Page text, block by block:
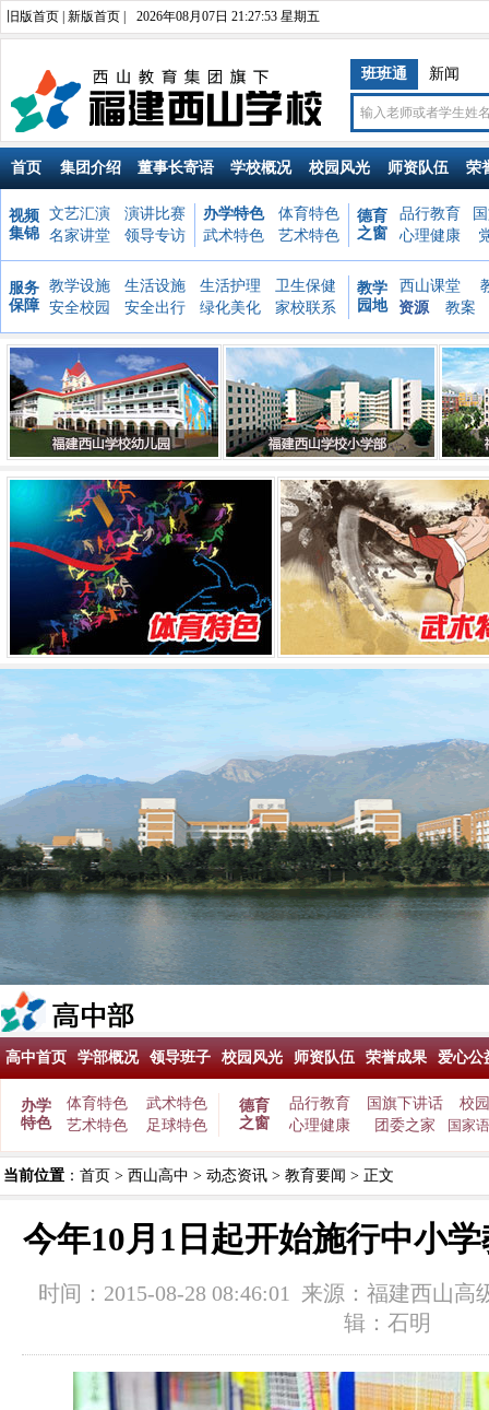
旧版首页 新版首页 2026年08月07日 21:27:54 星期五
班班通 新闻
首页 集团介绍 董事长寄语 学校概况 校园风光 师资队伍 荣
视频
集锦
文艺汇演
演讲比赛
名家讲堂
领导专访
办学特色
体育特色
武术特色
艺术特色
德育
之窗
品行教育
心理健康
服务
保障
教学设施 生活设施 生活护理
卫生保健
安全校园
安全出行 绿化美化 家校联系
教学
园地
西山课堂
资源
教案
高中首页 学部概况 领导班子 校园风光 师资队伍 荣誉成果 爱心公
办学
特色
体育特色
武术特色
艺术特色
足球特色
德育
之窗
品行教育 国旗下讲话
校
心理健康
团委之家 国家
当前位置 ： 首页 > 西山高中 > 动态资讯 > 教育要闻 > 正文
今年10月1日起开始施行中小
时间：2015-08-28 08:46:01 来源： 福建西山高
辑：石明